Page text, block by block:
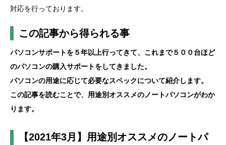
対応を行っております。
この記事から得られる事
パソコンサポートを５年以上行ってきて、これまで５００台ほど
のパソコンの購入サポートをしてきました。
パソコンの用途に応じて必要なスペックについて紹介します。
この記事を読むことで、用途別オススメのノートパソコンがわか
ります。
【2021年3月】用途別オススメのノートパ